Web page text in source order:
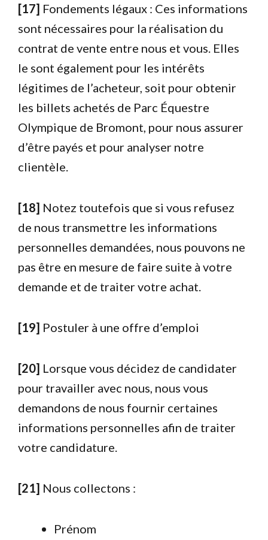
[17] Fondements légaux : Ces informations
sont nécessaires pour la réalisation du
contrat de vente entre nous et vous. Elles
le sont également pour les intérêts
légitimes de l’acheteur, soit pour obtenir
les billets achetés de Parc Équestre
Olympique de Bromont, pour nous assurer
d’être payés et pour analyser notre
clientèle.
[18] Notez toutefois que si vous refusez
de nous transmettre les informations
personnelles demandées, nous pouvons ne
pas être en mesure de faire suite à votre
demande et de traiter votre achat.
[19] Postuler à une offre d’emploi
[20] Lorsque vous décidez de candidater
pour travailler avec nous, nous vous
demandons de nous fournir certaines
informations personnelles afin de traiter
votre candidature.
[21] Nous collectons :
Prénom